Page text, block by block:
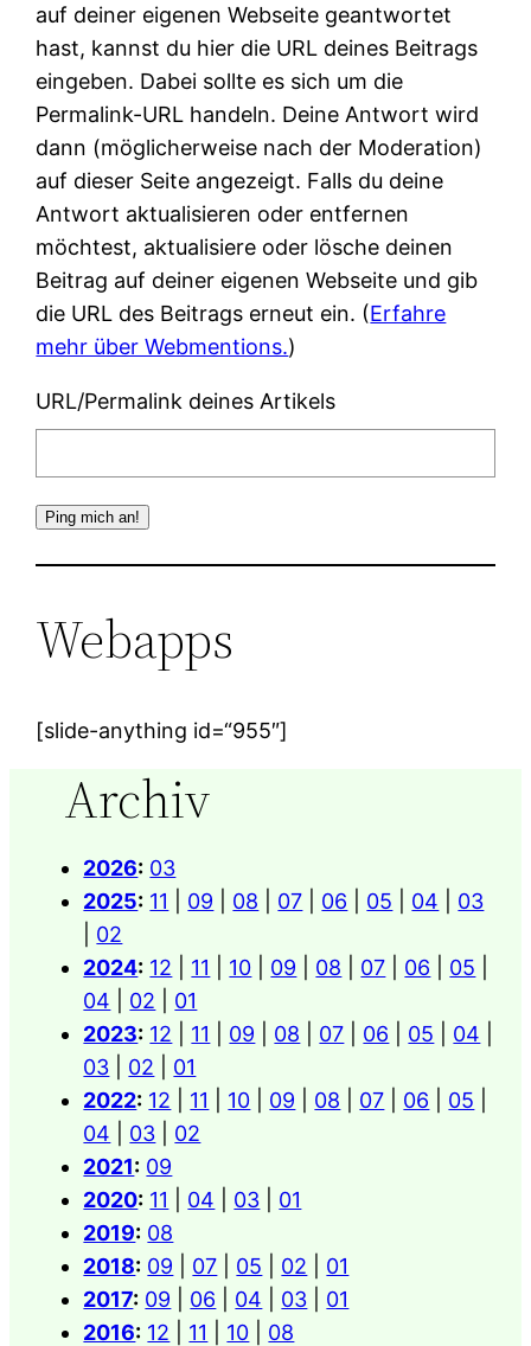
auf deiner eigenen Webseite geantwortet
hast, kannst du hier die URL deines Beitrags
eingeben. Dabei sollte es sich um die
Permalink-URL handeln. Deine Antwort wird
dann (möglicherweise nach der Moderation)
auf dieser Seite angezeigt. Falls du deine
Antwort aktualisieren oder entfernen
möchtest, aktualisiere oder lösche deinen
Beitrag auf deiner eigenen Webseite und gib
die URL des Beitrags erneut ein. (Erfahre
mehr über Webmentions.)
URL/Permalink deines Artikels
Webapps
[slide-anything id=“955″]
Archiv
2026: 03
2025: 11 09 08 07 06 05 04
03
02
2024: 12 11 10 09 08 07 06 05
04
02
01
2023: 12 11 09 08 07 06 05 04
03
02
01
2022: 12 11 10 09 08 07 06 05
04
03
02
2021: 09
2020: 11 04 03
01
2019: 08
2018: 09 07 05 02
01
2017: 09 06 04 03
01
2016: 12 11 10
08